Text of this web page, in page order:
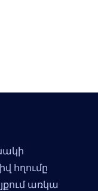
հղումը
առկա